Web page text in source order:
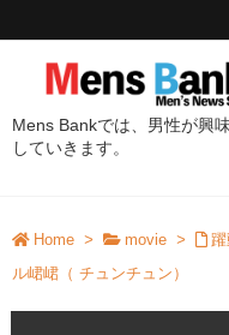
Mens Bankでは、男性が興
していきます。
Home > movie >
ル峮峮（ チュンチュン）